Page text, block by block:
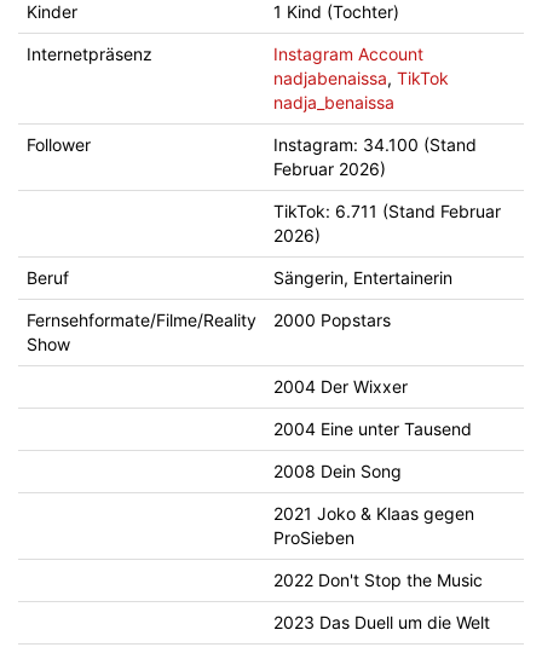
Kinder 1 Kind (Tochter)
Internetpräsenz
Instagram Account
nadjabenaissa, TikTok
nadja_benaissa
Follower
Instagram: 34.100 (Stand
Februar 2026)
TikTok: 6.711 (Stand Februar
2026)
Beruf Sängerin, Entertainerin
Fernsehformate/Filme/Reality
Show
2000 Popstars
2004 Der Wixxer
2004 Eine unter Tausend
2008 Dein Song
2021 Joko & Klaas gegen
ProSieben
2022 Don't Stop the Music
2023 Das Duell um die Welt